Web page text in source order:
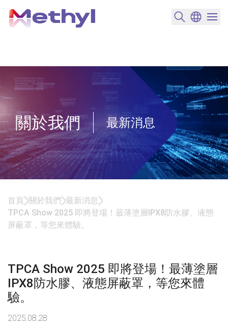
搜尋產品
變更語言
選單
關於我們 最新消息
首頁 關於我們 最新消息
TPCA Show 2025 即將登場！最薄塗層IPX8防水膠、液態
屏蔽罩，等您來體驗。
TPCA Show 2025 即將登場！最薄塗層
IPX8防水膠、液態屏蔽罩，等您來體
驗。
2025.08.28